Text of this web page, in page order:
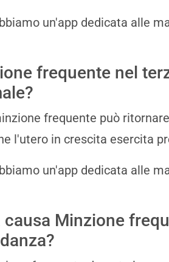
un'app dedicata alle
frequente nel
frequente può
l'utero in crescita esercita
un'app dedicata alle
causa Minzione